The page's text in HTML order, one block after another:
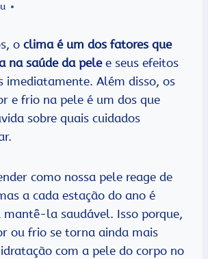
o clima é um dos fatores que
na saúde da pelee seus efeitos
imediatamente. Além disso, os
e frio na pele é um dos que
sobre quais cuidados
como nossa pele reage de
a cada estação do ano é
mantê-la saudável. Isso porque,
ou frio se torna ainda mais
com a pele do corpo no